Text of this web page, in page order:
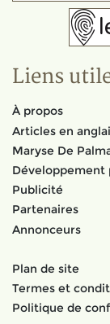
Liens
À propos
Articles en
Maryse De
Développement
Publicité
Partenaires
Annonceurs
Plan de site
Termes et
Politique de